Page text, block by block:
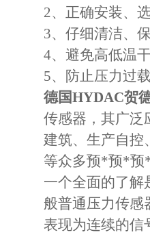
2、正确安装、
3、仔细清洁、
4、避免高低温
5、防止压力过
德国HYDAC贺
传感器，其广泛
建筑、生产自控
等众多预*预*
一个全面的了解
般普通压力传感
表现为连续的信